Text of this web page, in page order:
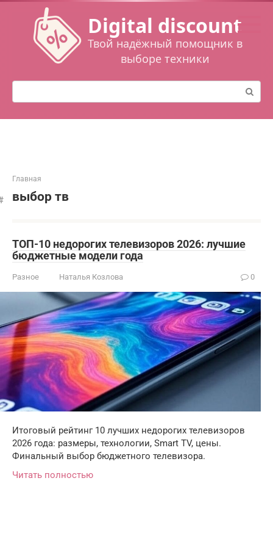
Перейти
контенту
Digital discount
Твой надёжный помощник в
выборе техники
Поиск:
Главная
выбор тв
ТОП-10 недорогих телевизоров 2026: лучшие
бюджетные модели года
Разное Наталья Козлова 0
Итоговый рейтинг 10 лучших недорогих телевизоров
2026 года: размеры, технологии, Smart TV, цены.
Финальный выбор бюджетного телевизора.
Читать полностью